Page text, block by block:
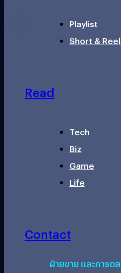
Playlist
Short &
Read
Tech
Biz
Game
Life
Contact
ฝ่ายขาย และการต